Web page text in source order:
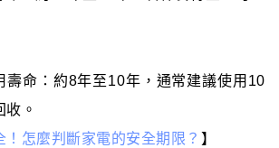
壽命：約8年至10年，通常建議使用10
。
！怎麼判斷家電的安全期限？ 】